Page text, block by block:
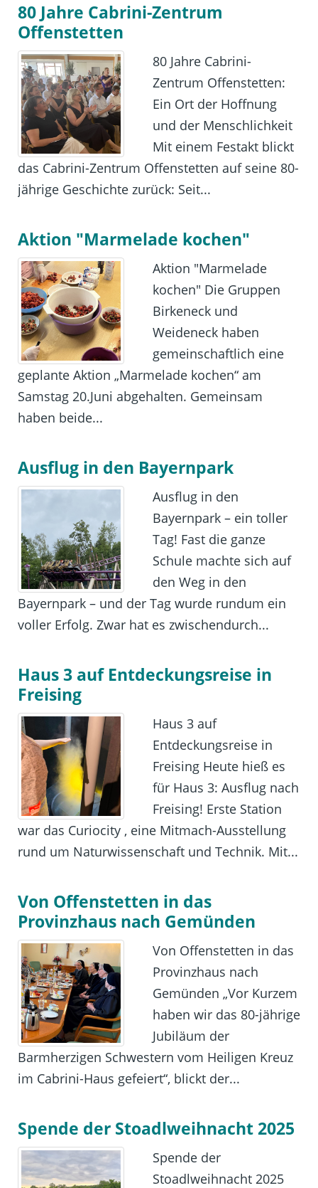
80 Jahre Cabrini-Zentrum
Offenstetten
80 Jahre Cabrini-
Zentrum Offenstetten:
Ein Ort der Hoffnung
und der Menschlichkeit
Mit einem Festakt blickt
das Cabrini-Zentrum Offenstetten auf seine 80-
jährige Geschichte zurück: Seit...
Aktion "Marmelade kochen"
Aktion "Marmelade
kochen" Die Gruppen
Birkeneck und
Weideneck haben
gemeinschaftlich eine
geplante Aktion „Marmelade kochen“ am
Samstag 20.Juni abgehalten. Gemeinsam
haben beide...
Ausflug in den Bayernpark
Ausflug in den
Bayernpark – ein toller
Tag! Fast die ganze
Schule machte sich auf
den Weg in den
Bayernpark – und der Tag wurde rundum ein
voller Erfolg. Zwar hat es zwischendurch...
Haus 3 auf Entdeckungsreise in
Freising
Haus 3 auf
Entdeckungsreise in
Freising Heute hieß es
für Haus 3: Ausflug nach
Freising! Erste Station
war das Curiocity , eine Mitmach-Ausstellung
rund um Naturwissenschaft und Technik. Mit...
Von Offenstetten in das
Provinzhaus nach Gemünden
Von Offenstetten in das
Provinzhaus nach
Gemünden „Vor Kurzem
haben wir das 80-jährige
Jubiläum der
Barmherzigen Schwestern vom Heiligen Kreuz
im Cabrini-Haus gefeiert“, blickt der...
Spende der Stoadlweihnacht 2025
Spende der
Stoadlweihnacht 2025